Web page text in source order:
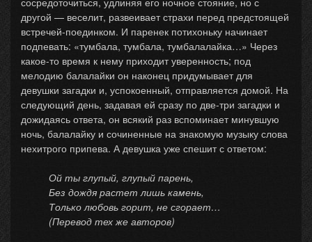
другой — веселит, развеивает страхи перед предстоящей
встречей-поединком. И паренек потихоньку начинает
подпевать: «тумбала, тумбала, тумбалалайка…» Через
какое-то время к нему приходит уверенность; под
мелодию балалайки он наконец придумывает для
девушки загадки и, успокоенный, отправляется домой. На
следующий день, задавая ей сразу по две-три загадки и
дожидаясь ответа, он всякий раз вспоминает минувшую
ночь, балалайку и сочиненные на знакомую музыку слова
нехитрого припева. А девушка уже спешит с ответом:
Ой ты глупый, глупый парень,
Без дождя растет лишь камень,
Только любовь горит, не сгорает…
(Перевод тех же авторов)